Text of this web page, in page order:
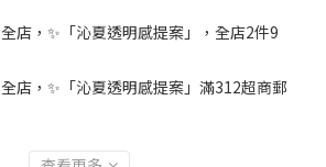
全店，✨「沁夏透明感提案」，全店2件9
全店，✨「沁夏透明感提案」滿312超商郵